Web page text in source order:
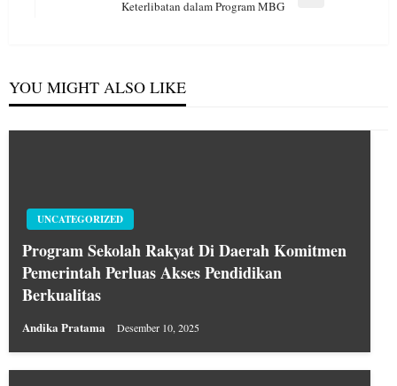
Keterlibatan dalam Program MBG
YOU MIGHT ALSO LIKE
UNCATEGORIZED
Program Sekolah Rakyat Di Daerah Komitmen
Pemerintah Perluas Akses Pendidikan
Berkualitas
Andika Pratama Desember 10, 2025